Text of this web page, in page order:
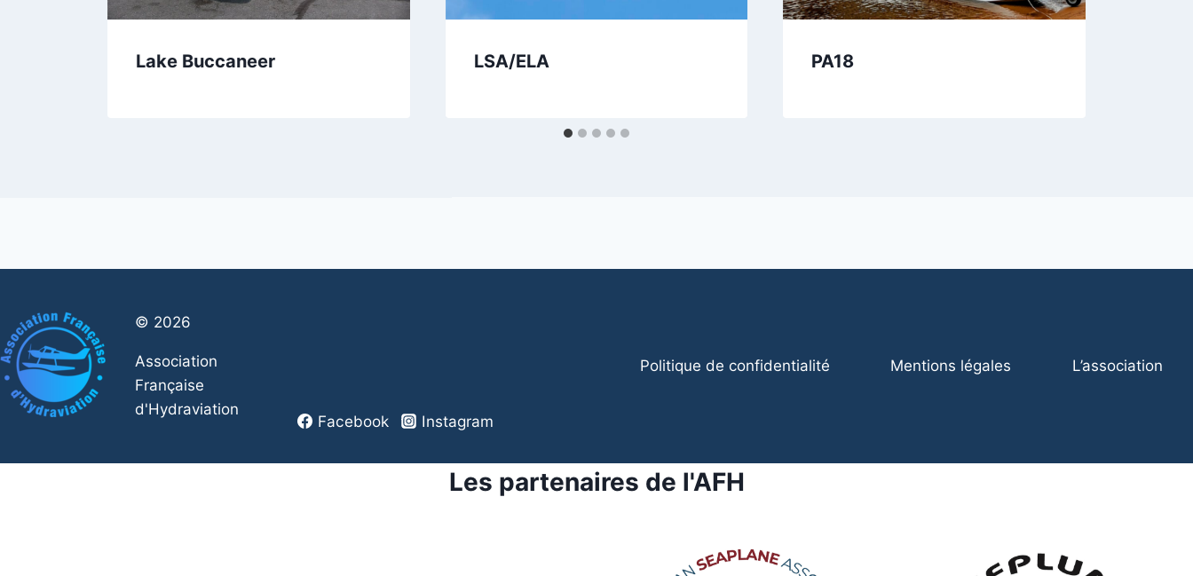
Lake Buccaneer LSA/ELA PA18
© 2026
Association
Française
d'Hydraviation
Facebook Instagram
Politique de confidentialité Mentions légales L’association
Les partenaires de l'AFH